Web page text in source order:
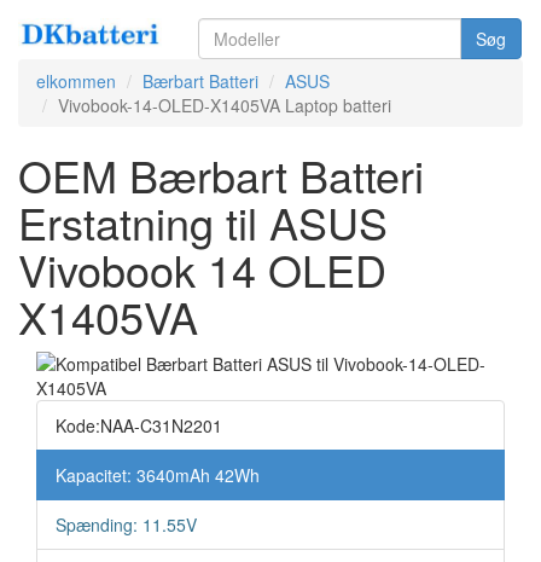
Søg
elkommen
Bærbart Batteri
ASUS
Vivobook-14-OLED-X1405VA Laptop batteri
OEM Bærbart Batteri
Erstatning til ASUS
Vivobook 14 OLED
X1405VA
Kode:NAA-C31N2201
Kapacitet: 3640mAh 42Wh
Spænding: 11.55V